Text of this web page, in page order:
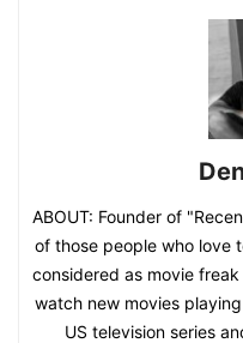
ABOUT: Founder of
of those people who love
considered as movie
watch new movies
US television series